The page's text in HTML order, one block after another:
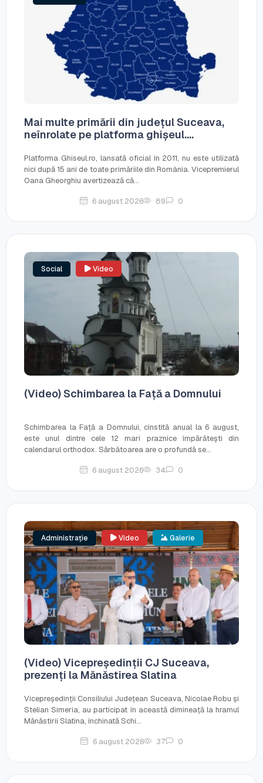
Mai multe primării din județul Suceava,
neînrolate pe platforma ghișeul....
Platforma Ghiseul.ro, lansată oficial în 2011, nu este utilizată
nici după 15 ani de toate primăriile din România. Vicepremierul
Oana Gheorghiu avertizează că...
6 august 2026 89 0
Social Video
(Video) Schimbarea la Față a Domnului
Schimbarea la Față a Domnului, cinstită anual la 6 august,
este unul dintre cele 12 mari praznice împărătești din
calendarul orthodox. Sărbătoarea are o profundă se...
6 august 2026 34 0
Administrație Video Galerie
(Video) Vicepreședinții CJ Suceava,
prezenți la Mănăstirea Slatina
Vicepreședinții Consiliului Județean Suceava, Nicolae Robu și
Stelian Simeria, au participat în această dimineață la hramul
Mănăstirii Slatina, închinată Schi...
6 august 2026 37 0